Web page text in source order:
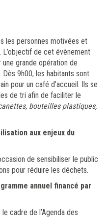
les personnes motivées et
L’objectif de cet évènement
grande opération de
9h00, les habitants sont
pour un café d’accueil. Ils se
de tri afin de faciliter le
bouteilles plastiques,
aux enjeux du
de sensibiliser le public
pour réduire les déchets.
annuel financé par
cadre de l’Agenda des